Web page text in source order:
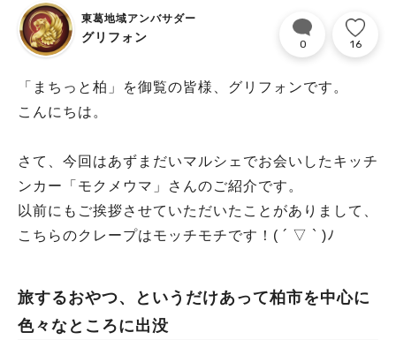
東葛地域アンバサダー
グリフォン 0 16
「まちっと柏」を御覧の皆様、グリフォンです。
こんにちは。
さて、今回はあずまだいマルシェでお会いしたキッチ
ンカー「モクメウマ」さんのご紹介です。
以前にもご挨拶させていただいたことがありまして、
こちらのクレープはモッチモチです！( ´ ▽ ` )ﾉ
旅するおやつ、というだけあって柏市を中心に
色々なところに出没